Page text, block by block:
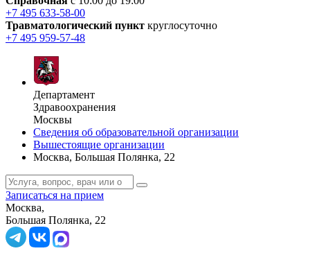
+7 495 633-58-00
Травматологический пункт круглосуточно
+7 495 959-57-48
Департамент
Здравоохранения
Москвы
Сведения об образовательной организации
Вышестоящие организации
Москва, Большая Полянка, 22
Записаться на прием
Москва,
Большая Полянка, 22